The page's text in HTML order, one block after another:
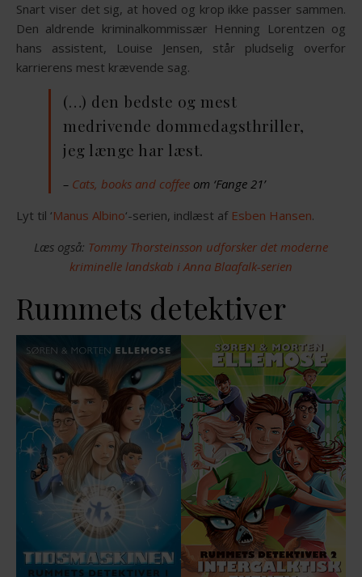
Snart viser det sig, at hoved og krop ikke passer sammen.
Den aldrende kriminalkommissær Henning Lorentzen og
hans assistent, Louise Jensen, står pludselig overfor
karrierens mest krævende sag.
(…) den bedste og mest
medrivende dommedagsthriller,
jeg længe har læst.
– Cats, books and coffee om ‘Fange 21’
Lyt til ‘Manus Albino‘-serien, indlæst af Esben Hansen.
Læs også: Tommy Thorsteinsson udforsker det moderne
kriminelle landskab i Anna Blaafalk-serien
Rummets detektiver